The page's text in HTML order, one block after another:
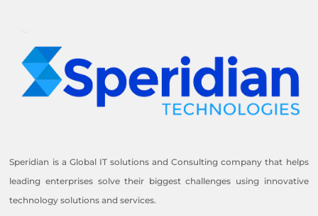
Speridian is a Global IT solutions and Consulting company that helps
leading enterprises solve their biggest challenges using innovative
technology solutions and services.